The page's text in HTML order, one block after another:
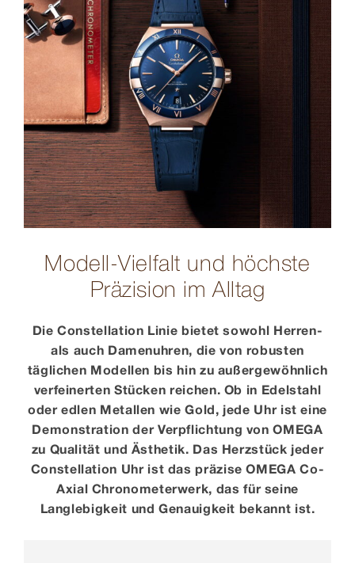
Modell-Vielfalt und höchste
Präzision im Alltag
Die Constellation Linie bietet sowohl Herren-
als auch Damenuhren, die von robusten
täglichen Modellen bis hin zu außergewöhnlich
verfeinerten Stücken reichen. Ob in Edelstahl
oder edlen Metallen wie Gold, jede Uhr ist eine
Demonstration der Verpflichtung von OMEGA
zu Qualität und Ästhetik. Das Herzstück jeder
Constellation Uhr ist das präzise OMEGA Co-
Axial Chronometerwerk, das für seine
Langlebigkeit und Genauigkeit bekannt ist.